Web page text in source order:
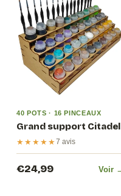
40 POTS · 16 PINCEAUX
Grand support Citadel
★★★★★7 avis
€24,99 Voir